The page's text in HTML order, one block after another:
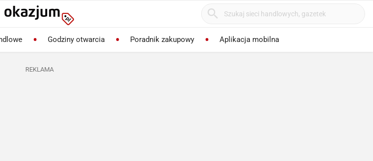
Godziny otwarcia Poradnik zakupowy Aplikacja mobilna
REKLAMA